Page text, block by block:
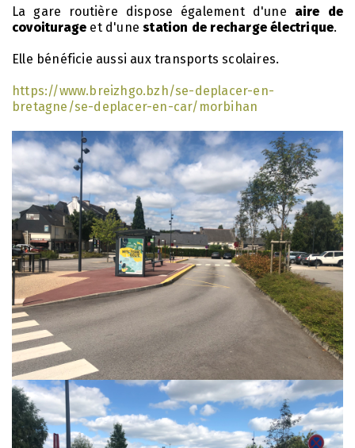
La gare routière dispose également d'une aire de
covoiturage et d'unestation de recharge électrique.
Elle bénéficie aussi aux transports scolaires.
https://www.breizhgo.bzh/se-deplacer-en-
bretagne/se-deplacer-en-car/morbihan